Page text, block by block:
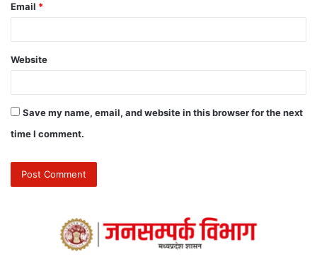
Email *
Website
Save my name, email, and website in this browser for the next
time I comment.